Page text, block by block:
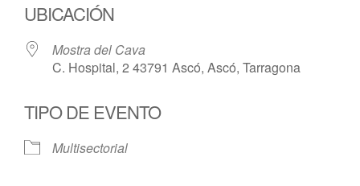
UBICACIÓN
Mostra del Cava
C. Hospital, 2 43791 Ascó, Ascó, Tarragona
TIPO DE EVENTO
Multisectorial